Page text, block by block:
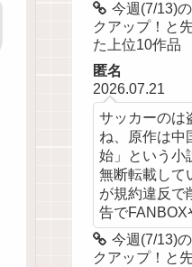
今週(7/13)
クアップ！と
た上位10作品
匿名
2026.07.21
サッカーのは
ね、原作は中
始」という小
無断転載して
が規約違反で
告でFANBOX
今週(7/13)
クアップ！と